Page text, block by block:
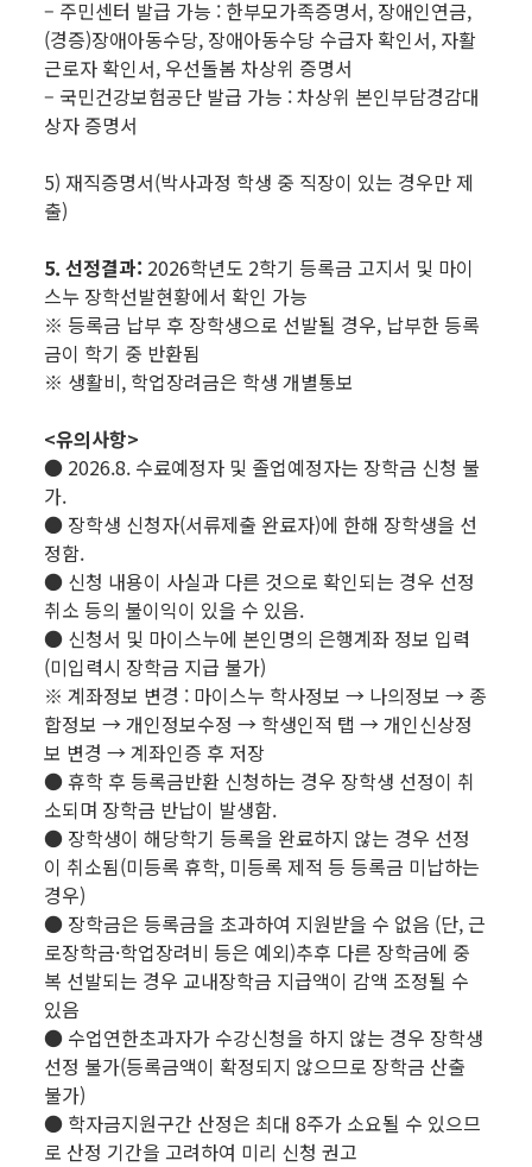
– 주민센터 발급 가능 : 한부모가족증명서, 장애인연금,
(경증)장애아동수당, 장애아동수당 수급자 확인서, 자활
근로자 확인서, 우선돌봄 차상위 증명서
– 국민건강보험공단 발급 가능 : 차상위 본인부담경감대
상자 증명서
5) 재직증명서(박사과정 학생 중 직장이 있는 경우만 제
출)
5. 선정결과: 2026학년도 2학기 등록금 고지서 및 마이
스누 장학선발현황에서 확인 가능
※ 등록금 납부 후 장학생으로 선발될 경우, 납부한 등록
금이 학기 중 반환됨
※ 생활비, 학업장려금은 학생 개별통보
<유의사항>
● 2026.8. 수료예정자 및 졸업예정자는 장학금 신청 불
가.
● 장학생 신청자(서류제출 완료자)에 한해 장학생을 선
정함.
● 신청 내용이 사실과 다른 것으로 확인되는 경우 선정
취소 등의 불이익이 있을 수 있음.
● 신청서 및 마이스누에 본인명의 은행계좌 정보 입력
(미입력시 장학금 지급 불가)
※ 계좌정보 변경 : 마이스누 학사정보 → 나의정보 → 종
합정보 → 개인정보수정 → 학생인적 탭 → 개인신상정
보 변경 → 계좌인증 후 저장
● 휴학 후 등록금반환 신청하는 경우 장학생 선정이 취
소되며 장학금 반납이 발생함.
● 장학생이 해당학기 등록을 완료하지 않는 경우 선정
이 취소됨(미등록 휴학, 미등록 제적 등 등록금 미납하는
경우)
● 장학금은 등록금을 초과하여 지원받을 수 없음 (단, 근
로장학금·학업장려비 등은 예외)추후 다른 장학금에 중
복 선발되는 경우 교내장학금 지급액이 감액 조정될 수
있음
● 수업연한초과자가 수강신청을 하지 않는 경우 장학생
선정 불가(등록금액이 확정되지 않으므로 장학금 산출
불가)
● 학자금지원구간 산정은 최대 8주가 소요될 수 있으므
로 산정 기간을 고려하여 미리 신청 권고